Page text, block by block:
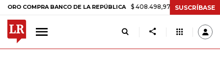
BANCO DE LA REPÚBLICA $ 408.498,97 +$ 8.753,81 +2,19%
SUSCRÍBASE